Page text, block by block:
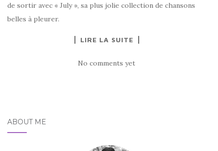
de sortir avec « July », sa plus jolie collection de chansons
belles à pleurer.
LIRE LA SUITE
No comments yet
ABOUT ME